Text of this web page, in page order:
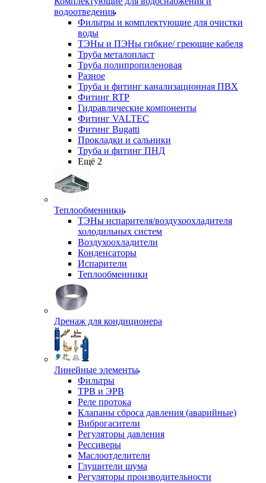
водоотведения
Фильтры и комплектующие для очистки
воды
ТЭНы и ПЭНы гибкие/ греющие кабеля
Труба металопласт
Труба полипропиленовая
Разное
Труба и фитинг канализационная ПВХ
Фитинг RTP
Гидравлические компоненты
Фитинг VALTEC
Фитинг Bugatti
Прокладки и сальники
Труба и фитинг ПНД
Ещё 2
Теплообменники
ТЭНы испарителя/воздухоохладителя
холодильных систем
Воздухоохладители
Конденсаторы
Испарители
Теплообменники
Дренаж для кондиционера
Линейные элементы
Фильтры
ТРВ и ЭРВ
Реле протока
Клапаны сброса давления (аварийные)
Виброгасители
Регуляторы давления
Рессиверы
Маслоотделители
Глушители шума
Регуляторы производительности